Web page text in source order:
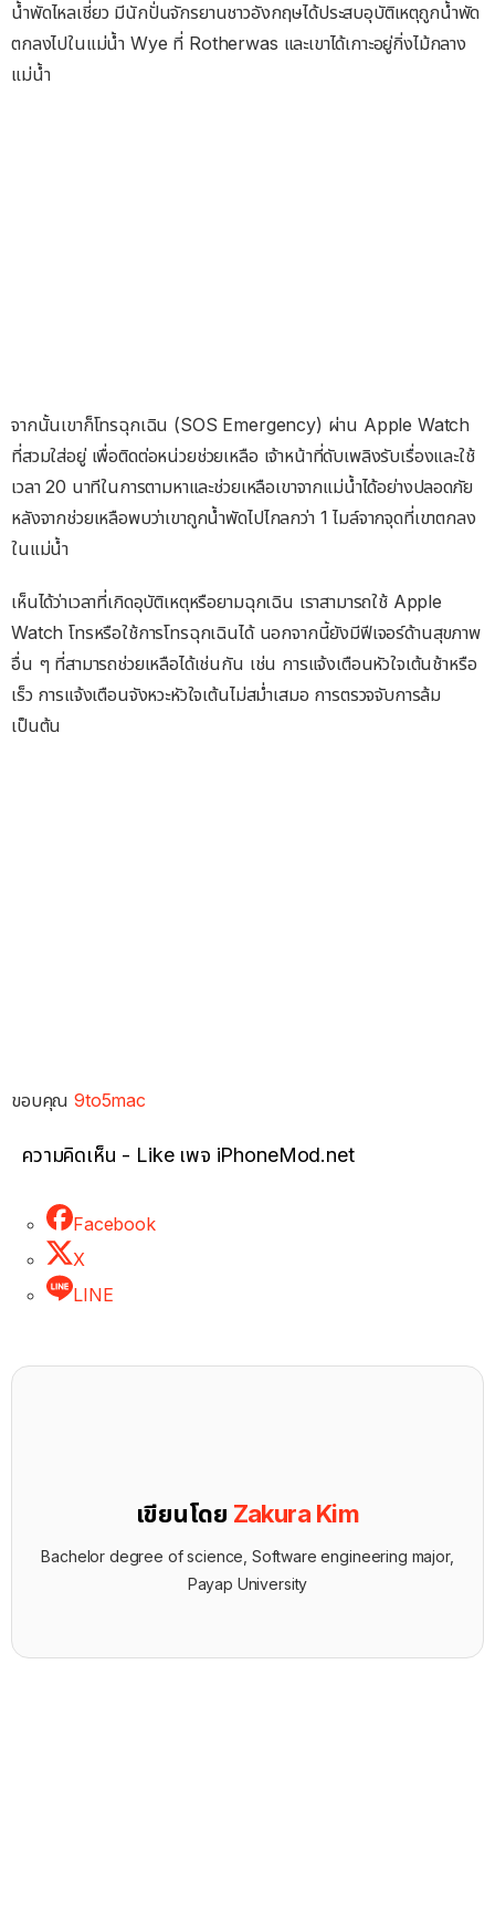
น้ำพัดไหลเชี่ยว มีนักปั่นจักรยานชาวอังกฤษได้ประสบอุบัติเหตุถูกน้ำพัด
ตกลงไปในแม่น้ำ Wye ที่ Rotherwas และเขาได้เกาะอยู่กิ่งไม้กลาง
แม่น้ำ
จากนั้นเขาก็โทรฉุกเฉิน (SOS Emergency) ผ่าน Apple Watch
ที่สวมใส่อยู่ เพื่อติดต่อหน่วยช่วยเหลือ เจ้าหน้าที่ดับเพลิงรับเรื่องและใช้
เวลา 20 นาทีในการตามหาและช่วยเหลือเขาจากแม่น้ำได้อย่างปลอดภัย
หลังจากช่วยเหลือพบว่าเขาถูกน้ำพัดไปไกลกว่า 1 ไมล์จากจุดที่เขาตกลง
ในแม่น้ำ
เห็นได้ว่าเวลาที่เกิดอุบัติเหตุหรือยามฉุกเฉิน เราสามารถใช้ Apple
Watch โทรหรือใช้การโทรฉุกเฉินได้ นอกจากนี้ยังมีฟีเจอร์ด้านสุขภาพ
อื่น ๆ ที่สามารถช่วยเหลือได้เช่นกัน เช่น การแจ้งเตือนหัวใจเต้นช้าหรือ
เร็ว การแจ้งเตือนจังหวะหัวใจเต้นไม่สม่ำเสมอ การตรวจจับการล้ม
เป็นต้น
ขอบคุณ9to5mac
ความคิดเห็น - Like เพจ iPhoneMod.net
Facebook
X
LINE
เขียนโดย Zakura Kim
Bachelor degree of science, Software engineering major,
Payap University